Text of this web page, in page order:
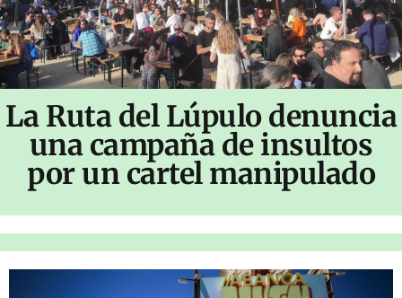
La Ruta del Lúpulo denuncia
una campaña de insultos
por un cartel manipulado